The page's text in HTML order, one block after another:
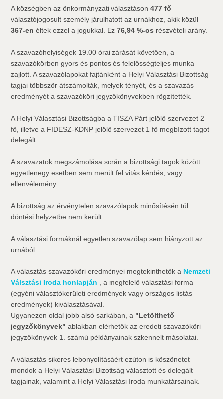
A községben az önkormányzati választáson477 fő
választójogosult személy járulhatott az urnákhoz, akik közül
367-en éltek ezzel a jogukkal. Ez76,94 %-os részvételi arány.
A szavazóhelyiségek 19.00 órai zárását követően, a
szavazókörben gyors és pontos és felelősségteljes munka
zajlott. A szavazólapokat fajtánként a Helyi Választási Bizottság
tagjai többször átszámolták, melyek tényét, és a szavazás
eredményét a szavazóköri jegyzőkönyvekben rögzítették.
A Helyi Választási Bizottságba a TISZA Párt jelölő szervezet 2
fő, illetve a FIDESZ-KDNP jelölő szervezet 1 fő megbízott tagot
delegált.
A szavazatok megszámolása során a bizottsági tagok között
egyetlenegy esetben sem merült fel vitás kérdés, vagy
ellenvélemény.
A bizottság az érvénytelen szavazólapok minősítésén túl
döntési helyzetbe nem került.
A választási formáknál egyetlen szavazólap sem hiányzott az
urnából.
A választás szavazóköri eredményei megtekinthetők a Nemzeti
Válsztási Iroda honlapján
, a megfelelő választási forma
(egyéni választókerületi eredmények vagy országos listás
eredmények) kiválasztásával.
Ugyanezen oldal jobb alsó sarkában, a "Letölthető
jegyzőkönyvek"ablakban elérhetők az eredeti szavazóköri
jegyzőkönyvek 1. számú példányainak szkennelt másolatai.
A választás sikeres lebonyolításáért ezúton is köszönetet
mondok a Helyi Választási Bizottság választott és delegált
tagjainak, valamint a Helyi Választási Iroda munkatársainak.